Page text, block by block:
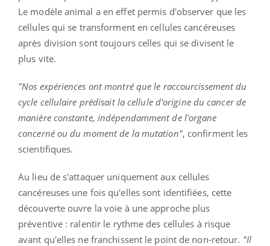
Le modèle animal a en effet permis d'observer que les
cellules qui se transforment en cellules cancéreuses
après division sont toujours celles qui se divisent le
plus vite.
"Nos expériences ont montré que le raccourcissement du
cycle cellulaire prédisait la cellule d'origine du cancer de
manière constante, indépendamment de l'organe
concerné ou du moment de la mutation", confirment les
scientifiques.
Au lieu de s'attaquer uniquement aux cellules
cancéreuses une fois qu'elles sont identifiées, cette
découverte ouvre la voie à une approche plus
préventive : ralentir le rythme des cellules à risque
avant qu'elles ne franchissent le point de non-retour. "Il